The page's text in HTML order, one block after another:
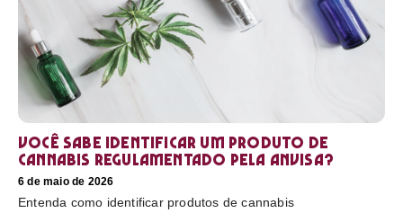
Você sabe identificar um produto de
cannabis regulamentado pela Anvisa?
6 de maio de 2026
Entenda como identificar produtos de cannabis